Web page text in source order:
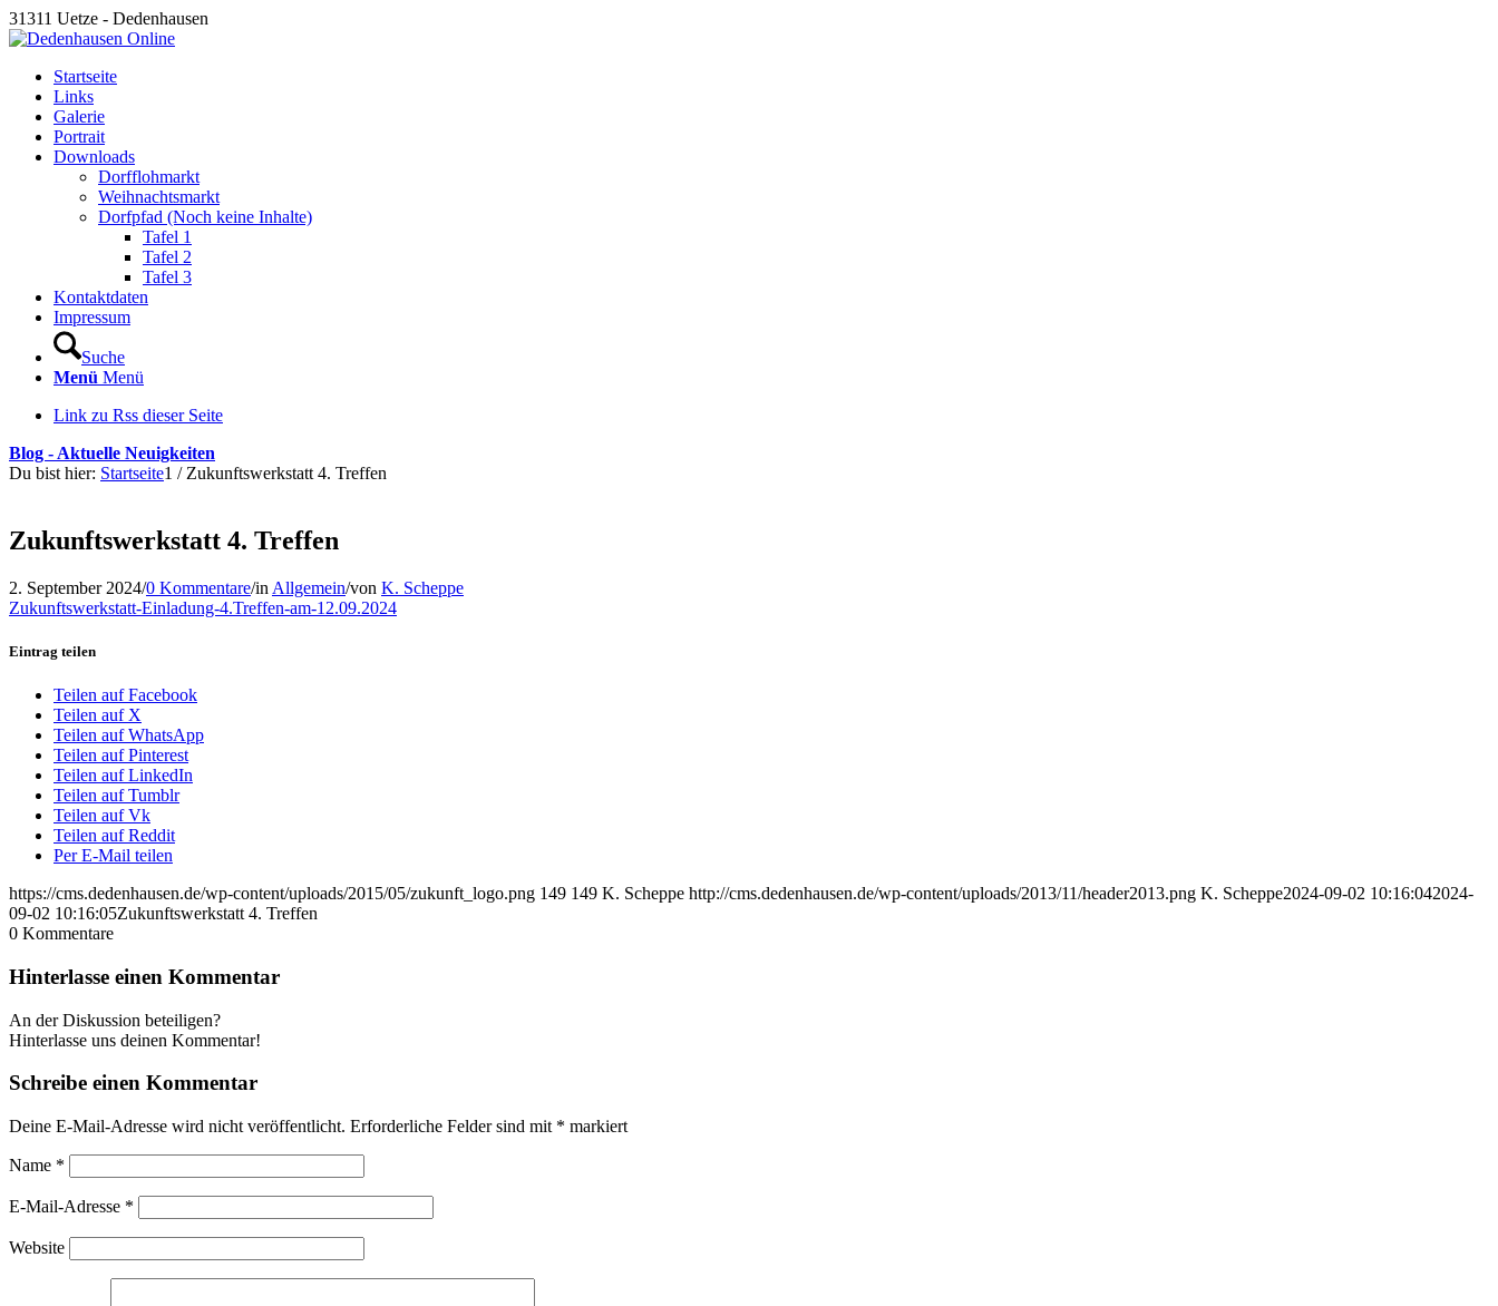
31311 Uetze - Dedenhausen
Startseite
Links
Galerie
Portrait
Downloads
Dorfflohmarkt
Weihnachtsmarkt
Dorfpfad (Noch keine Inhalte)
Tafel 1
Tafel 2
Tafel 3
Kontaktdaten
Impressum
Suche
Menü Menü
Link zu Rss dieser Seite
Blog - Aktuelle Neuigkeiten
Du bist hier: Startseite1 / Zukunftswerkstatt 4. Treffen
Zukunftswerkstatt 4. Treffen
2. September 2024/0 Kommentare/in Allgemein/von K. Scheppe
Zukunftswerkstatt-Einladung-4.Treffen-am-12.09.2024
Eintrag teilen
Teilen auf Facebook
Teilen auf X
Teilen auf WhatsApp
Teilen auf Pinterest
Teilen auf LinkedIn
Teilen auf Tumblr
Teilen auf Vk
Teilen auf Reddit
Per E-Mail teilen
https://cms.dedenhausen.de/wp-content/uploads/2015/05/zukunft_logo.png 149 149 K. Scheppe http://cms.dedenhausen.de/wp-content/uploads/2013/11/header2013.png K. Scheppe2024-09-02 10:16:042024-
09-02 10:16:05Zukunftswerkstatt 4. Treffen
0 Kommentare
Hinterlasse einen Kommentar
An der Diskussion beteiligen?
Hinterlasse uns deinen Kommentar!
Schreibe einen Kommentar
Deine E-Mail-Adresse wird nicht veröffentlicht. Erforderliche Felder sind mit * markiert
Name *
E-Mail-Adresse *
Website